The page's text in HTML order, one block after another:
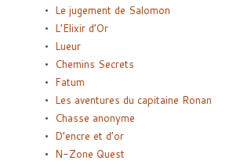
Le jugement de Salomon
L’Elixir d’Or
Lueur
Chemins Secrets
Fatum
Les aventures du capitaine Ronan
Chasse anonyme
D’encre et d’or
N-Zone Quest